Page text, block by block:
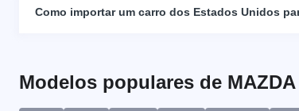
Como importar um carro dos Estados Unidos
Modelos populares de MAZDA